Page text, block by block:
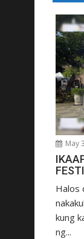
May
Halos
kung
ng...